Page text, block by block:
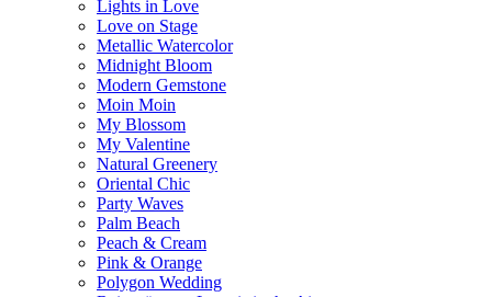
Lights in Love
Love on Stage
Metallic Watercolor
Midnight Bloom
Modern Gemstone
Moin Moin
My Blossom
My Valentine
Natural Greenery
Oriental Chic
Party Waves
Palm Beach
Peach & Cream
Pink & Orange
Polygon Wedding